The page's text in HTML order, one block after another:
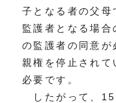
子となる者の父母
監護者となる場
の監護者の同意が
親権を停止されて
必要です。
したがって、15